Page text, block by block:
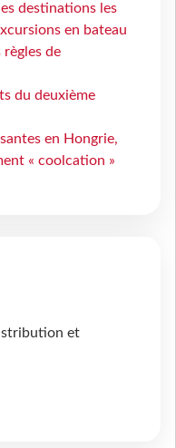
destinations les
en bateau
règles de
du deuxième
en Hongrie,
« coolcation »
et